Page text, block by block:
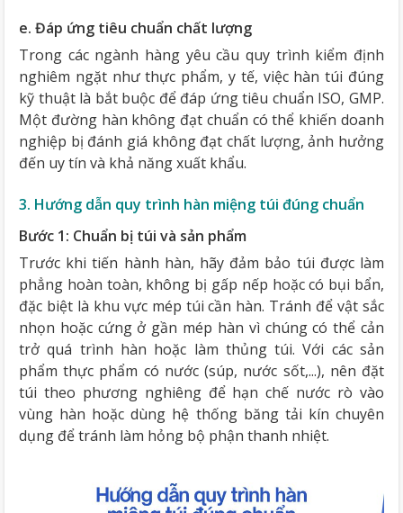
e. Đáp ứng tiêu chuẩn chất lượng
Trong các ngành hàng yêu cầu quy trình kiểm định
nghiêm ngặt như thực phẩm, y tế, việc hàn túi đúng
kỹ thuật là bắt buộc để đáp ứng tiêu chuẩn ISO, GMP.
Một đường hàn không đạt chuẩn có thể khiến doanh
nghiệp bị đánh giá không đạt chất lượng, ảnh hưởng
đến uy tín và khả năng xuất khẩu.
3. Hướng dẫn quy trình hàn miệng túi đúng chuẩn
Bước 1: Chuẩn bị túi và sản phẩm
Trước khi tiến hành hàn, hãy đảm bảo túi được làm
phẳng hoàn toàn, không bị gấp nếp hoặc có bụi bẩn,
đặc biệt là khu vực mép túi cần hàn. Tránh để vật sắc
nhọn hoặc cứng ở gần mép hàn vì chúng có thể cản
trở quá trình hàn hoặc làm thủng túi. Với các sản
phẩm thực phẩm có nước (súp, nước sốt,...), nên đặt
túi theo phương nghiêng để hạn chế nước rò vào
vùng hàn hoặc dùng hệ thống băng tải kín chuyên
dụng để tránh làm hỏng bộ phận thanh nhiệt.